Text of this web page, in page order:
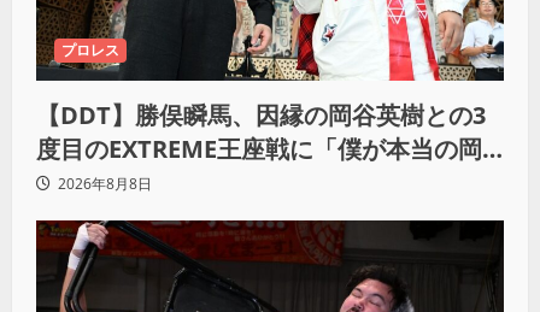
プロレス
【DDT】勝俣瞬馬、因縁の岡谷英樹との3
度目のEXTREME王座戦に「僕が本当の岡
谷英樹を引き出して獲りたい」
2026年8月8日